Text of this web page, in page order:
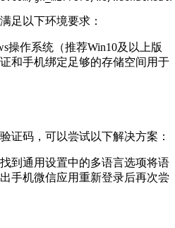
足以下环境要求：
操作系统（推荐Win10及以上版
和手机绑定足够的存储空间用于
证码，可以尝试以下解决方案：
到通用设置中的多语言选项将语
手机微信应用重新登录后再次尝